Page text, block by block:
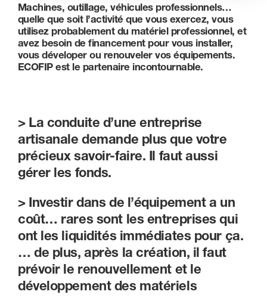
Machines, outillage, véhicules professionnels…
quelle que soit l’activité que vous exercez, vous
utilisez probablement du matériel professionnel, et
avez besoin de financement pour vous installer,
vous déveloper ou renouveler vos équipements.
ECOFIP est le partenaire incontournable.
> La conduite d’une entreprise
artisanale demande plus que votre
précieux savoir-faire. Il faut aussi
gérer les fonds.
> Investir dans de l’équipement a un
coût… rares sont les entreprises qui
ont les liquidités immédiates pour ça.
… de plus, après la création, il faut
prévoir le renouvellement et le
développement des matériels